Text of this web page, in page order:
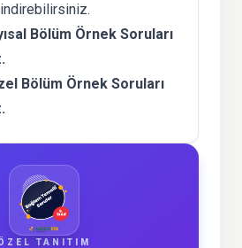
Bölüm Örnek Soruları
Bölüm Örnek Soruları
TANITIM